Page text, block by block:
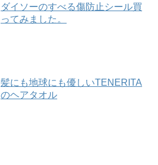
ダイソーのすべる傷防止シール買
ってみました。
髪にも地球にも優しいTENERITA
のヘアタオル